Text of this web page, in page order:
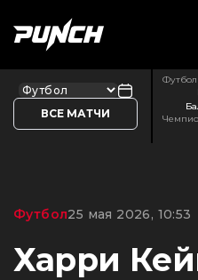
ВСЕ МАТЧИ
Футбол
Футбол25 мая 2026, 10:53
Харри